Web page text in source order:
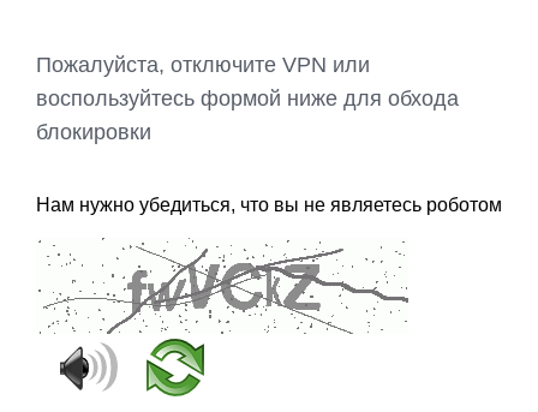
Пожалуйста, отключите VPN или
воспользуйтесь формой ниже для обхода
блокировки
Нам нужно убедиться, что вы не являетесь роботом